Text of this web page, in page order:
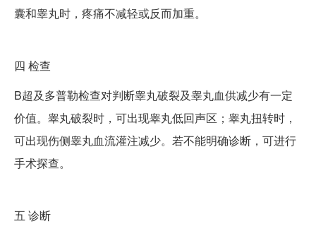
囊和睾丸时，疼痛不减轻或反而加重。
四 检查
B超及多普勒检查对判断睾丸破裂及睾丸血供减少有一定
价值。睾丸破裂时，可出现睾丸低回声区；睾丸扭转时，
可出现伤侧睾丸血流灌注减少。若不能明确诊断，可进行
手术探查。
五 诊断